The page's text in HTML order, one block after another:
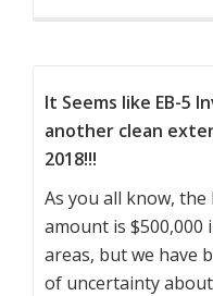
It Seems like EB-5
another clean
2018!!!
As you all know,
amount is
areas, but we have
of uncertainty